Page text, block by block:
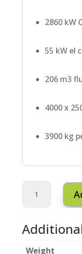
2860 kW
55 kW el
206 m3
4000 x
3900 kg
Desalinizacion
100
quantity
Weight